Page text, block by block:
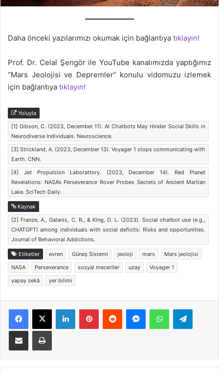
Daha önceki yazılarımızı okumak için bağlantıya tıklayın!
Prof. Dr. Celal Şengör ile YouTube kanalımızda yaptığımız
“Mars Jeolojisi ve Depremler” konulu vidomuzu izlemek
için bağlantıya tıklayın!
Yoluyla
[1] Gibson, C. (2023, December 11). AI Chatbots May Hinder Social Skills in
Neurodiverse Individuals. Neuroscience.
[3] Strickland, A. (2023, December 13). Voyager 1 stops communicating with
Earth. CNN.
[4] Jet Propulsion Laborattory. (2023, December 14). Red Planet
Revelations: NASA’s Perseverance Rover Probes Secrets of Ancient Martian
Lake. SciTech Daily.
Kaynak
[2] Franze, A., Galanis, C. R., & King, D. L. (2023). Social chatbot use (e.g.,
CHATGPT) among individuals with social deficits: Risks and opportunities.
Journal of Behavioral Addictions.
Etiketler evren Güneş Sistemi jeoloji mars
Mars jeolojisi
NASA
Perseverance sosyal meceriler uzay
Voyager 1
yapay zekâ
yer bilimi
Facebook
X LinkedInPinterestReddit MessengerWhatsApp
E-Posta ile paylaş Yazdır